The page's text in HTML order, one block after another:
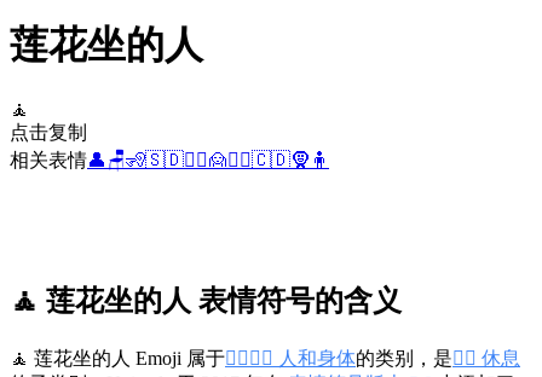
莲花坐的人
🧘
点击复制
相关表情👤 🪑🧏🇸🇩🦸‍♀️🙍🧎‍♀️🇨🇩🧕 🧍
🧘 莲花坐的人 表情符号的含义
🧘 莲花坐的人 Emoji 属于👩‍❤️‍💋‍👨 人和身体的类别，是🧘‍♀️ 休息